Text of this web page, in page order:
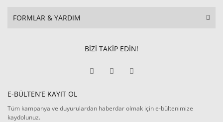
FORMLAR & YARDIM
BİZİ TAKİP EDİN!
E-BÜLTEN’E KAYIT OL
Tüm kampanya ve duyurulardan haberdar olmak için e-bültenimize
kaydolunuz.